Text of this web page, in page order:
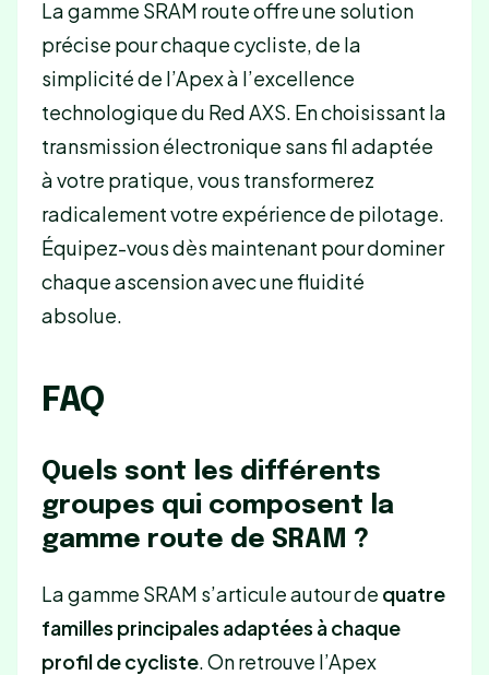
La gamme SRAM route offre une solution
précise pour chaque cycliste, de la
simplicité de l’Apex à l’excellence
technologique du Red AXS. En choisissant la
transmission électronique sans fil adaptée
à votre pratique, vous transformerez
radicalement votre expérience de pilotage.
Équipez-vous dès maintenant pour dominer
chaque ascension avec une fluidité
absolue.
FAQ
Quels sont les différents
groupes qui composent la
gamme route de SRAM ?
La gamme SRAM s’articule autour de quatre
familles principales adaptées à chaque
profil de cycliste. On retrouve l’Apex